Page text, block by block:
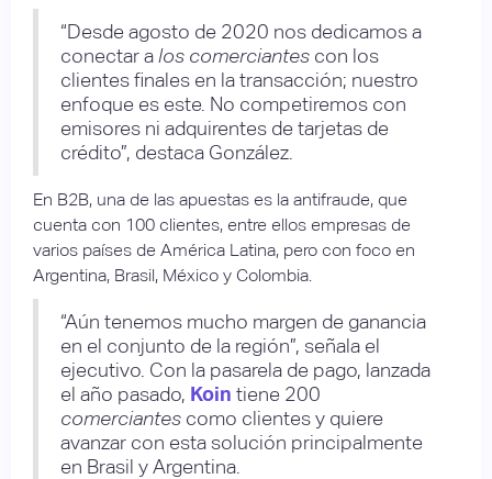
“Desde agosto de 2020 nos dedicamos a
conectar a los comerciantes con los
clientes finales en la transacción; nuestro
enfoque es este. No competiremos con
emisores ni adquirentes de tarjetas de
crédito”, destaca González.
En B2B, una de las apuestas es la antifraude, que
cuenta con 100 clientes, entre ellos empresas de
varios países de América Latina, pero con foco en
Argentina, Brasil, México y Colombia.
“Aún tenemos mucho margen de ganancia
en el conjunto de la región”, señala el
ejecutivo. Con la pasarela de pago, lanzada
el año pasado, Koin tiene 200
comerciantes como clientes y quiere
avanzar con esta solución principalmente
en Brasil y Argentina.